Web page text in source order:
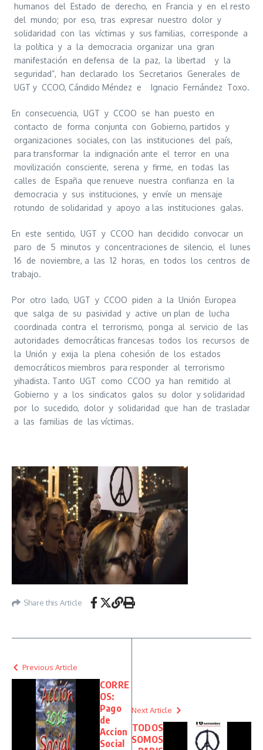
humanos del Estado de derecho, en Francia y en el resto
del mundo; por eso, tras expresar nuestro dolor y
solidaridad con las víctimas y sus familias, corresponde a
la política y a la democracia organizar una gran
manifestación en defensa de la paz, la libertad y la
seguridad”, han declarado los Secretarios Generales de
UGT y CCOO, Cándido Méndez e Ignacio Fernández Toxo.
En consecuencia, UGT y CCOO se han puesto en
contacto de forma conjunta con Gobierno, partidos y
organizaciones sociales, con las instituciones del país,
para transformar la indignación ante el terror en una
movilización consciente, serena y firme, en todas las
calles de España que renueve nuestra confianza en la
democracia y sus instituciones, y envíe un mensaje
rotundo de solidaridad y apoyo a las instituciones galas.
En este sentido, UGT y CCOO han decidido convocar un
paro de 5 minutos y concentraciones de silencio, el lunes
16 de noviembre, a las 12 horas, en todos los centros de
trabajo.
Por otro lado, UGT y CCOO piden a la Unión Europea
que salga de su pasividad y active un plan de lucha
coordinada contra el terrorismo, ponga al servicio de las
autoridades democráticas francesas todos los recursos de
la Unión y exija la plena cohesión de los estados
democráticos miembros para responder al terrorismo
yihadista. Tanto UGT como CCOO ya han remitido al
Gobierno y a los sindicatos galos su dolor y solidaridad
por lo sucedido, dolor y solidaridad que han de trasladar
a las familias de las víctimas.
Share this Article
Previous Article
CORRE
OS:
Pago
de
Accion
Social
Next Article
TODOS
SOMOS